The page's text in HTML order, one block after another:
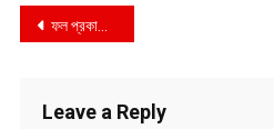
Post
ফল প্রকাশের আগেই চাকরি, পরে উপাধ্যক্ষ পদ — সুবিদখালী সরকারি ডিগ্রি কলেজে কোটি টাকার দুর্নীতির অভিযোগে তোলপাড় ! সনদ জালিয়াতি থেকে সরকারি অর্থ আত্মসাৎ ! নিরীক্ষা প্রতিবেদনে ভয়াবহ অনিয়মের চিত্র !
Leave a Reply